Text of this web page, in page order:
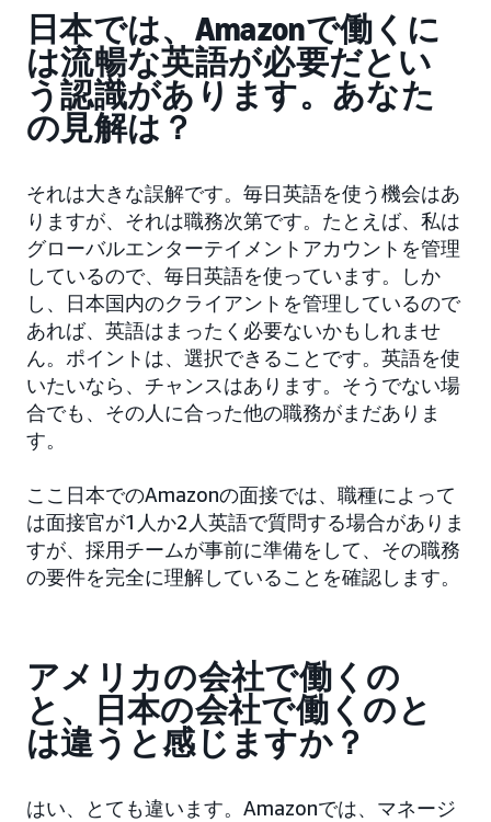
日本では、Amazonで働くに
は流暢な英語が必要だとい
う認識があります。あなた
の見解は？
それは大きな誤解です。毎日英語を使う機会はあ
りますが、それは職務次第です。たとえば、私は
グローバルエンターテイメントアカウントを管理
しているので、毎日英語を使っています。しか
し、日本国内のクライアントを管理しているので
あれば、英語はまったく必要ないかもしれませ
ん。ポイントは、選択できることです。英語を使
いたいなら、チャンスはあります。そうでない場
合でも、その人に合った他の職務がまだありま
す。
ここ日本でのAmazonの面接では、職種によって
は面接官が1人か2人英語で質問する場合がありま
すが、採用チームが事前に準備をして、その職務
の要件を完全に理解していることを確認します。
アメリカの会社で働くの
と、日本の会社で働くのと
は違うと感じますか？
はい、とても違います。Amazonでは、マネージ